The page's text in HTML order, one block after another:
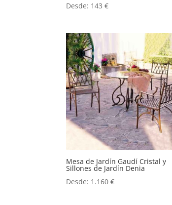
Desde: 143€
Mesa de Jardín Gaudí Cristal y
Sillones de Jardín Denia
Desde: 1.160€